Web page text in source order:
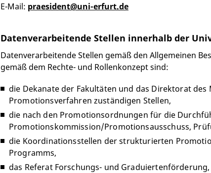
E-Mail: praesident@uni-erfurt.de
Datenverarbeitende Stellen innerhalb der
Datenverarbeitende Stellen gemäß den Allgemeinen
gemäß dem Rechte- und Rollenkonzept sind:
die Dekanate der Fakultäten und das Direktorat
Promotionsverfahren zuständigen Stellen,
die nach den Promotionsordnungen für die
Promotionskommission/Promotionsausschuss,
die Koordinationsstellen der strukturierten
Programms,
das Referat Forschungs- und Graduiertenförderung,